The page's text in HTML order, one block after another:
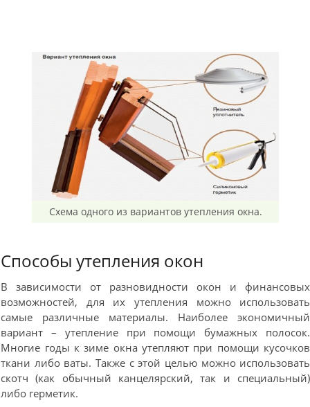
Схема одного из вариантов утепления окна.
Способы утепления окон
В зависимости от разновидности окон и финансовых
возможностей, для их утепления можно использовать
самые различные материалы. Наиболее экономичный
вариант – утепление при помощи бумажных полосок.
Многие годы к зиме окна утепляют при помощи кусочков
ткани либо ваты. Также с этой целью можно использовать
скотч (как обычный канцелярский, так и специальный)
либо герметик.